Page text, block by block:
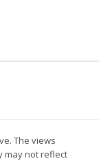
The views
may not reflect